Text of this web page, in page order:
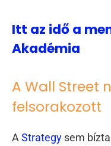
Itt az idő a
Akadémia
A Wall Street
felsorakozott
A Strategy sem